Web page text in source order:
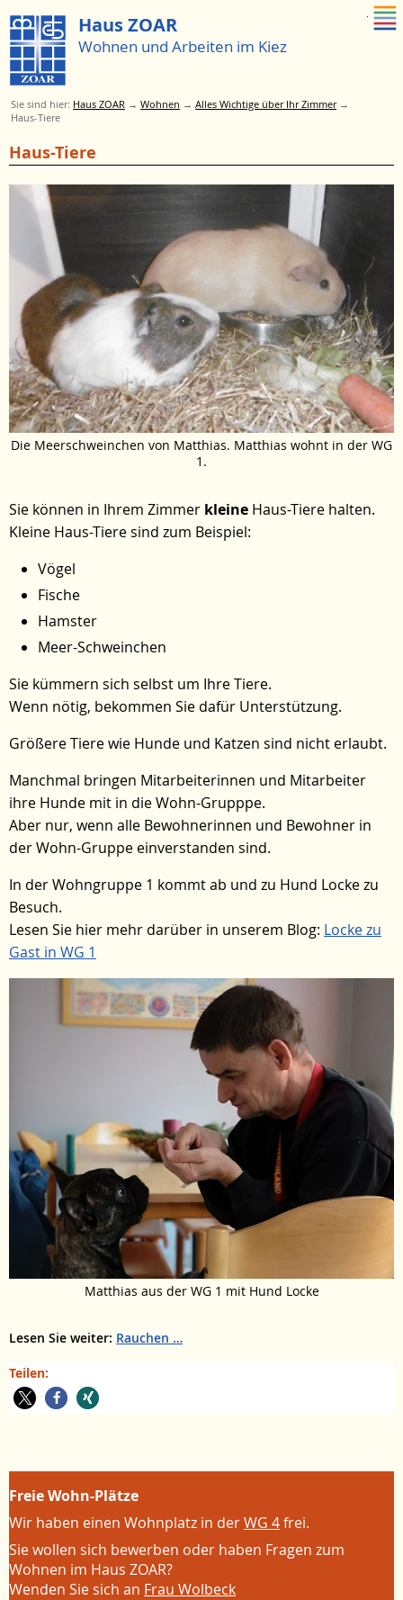
Haus ZOAR
Wohnen und Arbeiten im Kiez
Menü
Haus-Tiere
Die Meerschweinchen von Matthias. Matthias wohnt in der WG
1.
Sie können in Ihrem Zimmer kleine Haus-Tiere halten.
Kleine Haus-Tiere sind zum Beispiel:
Vögel
Fische
Hamster
Meer-Schweinchen
Sie kümmern sich selbst um Ihre Tiere.
Wenn nötig, bekommen Sie dafür Unterstützung.
Größere Tiere wie Hunde und Katzen sind nicht erlaubt.
Manchmal bringen Mitarbeiterinnen und Mitarbeiter
ihre Hunde mit in die Wohn-Grupppe.
Aber nur, wenn alle Bewohnerinnen und Bewohner in
der Wohn-Gruppe einverstanden sind.
In der Wohngruppe 1 kommt ab und zu Hund Locke zu
Besuch.
Lesen Sie hier mehr darüber in unserem Blog: Locke zu
Gast in WG 1
Matthias aus der WG 1 mit Hund Locke
Lesen Sie weiter: Rauchen
Teilen:
Freie Wohn-Plätze
Wir haben einen Wohnplatz in derWG 4frei.
Sie wollen sich bewerben oder haben Fragen zum
Wohnen im Haus ZOAR?
Wenden Sie sich an Frau Wolbeck
Sie sind hier: Haus ZOAR → Wohnen → Alles Wichtige über Ihr Zimmer→
Haus-Tiere